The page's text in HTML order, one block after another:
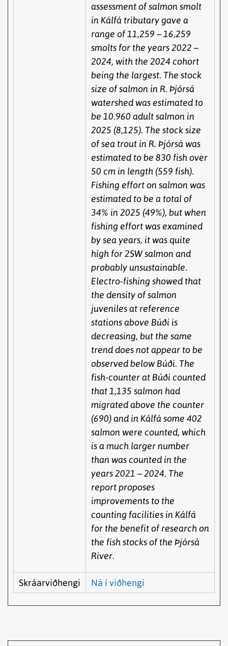
assessment of salmon smolt
in Kálfá tributary gave a
range of 11,259 – 16,259
smolts for the years 2022 –
2024, with the 2024 cohort
being the largest. The stock
size of salmon in R. Þjórsá
watershed was estimated to
be 10.960 adult salmon in
2025 (8,125). The stock size
of sea trout in R. Þjórsá was
estimated to be 830 fish over
50 cm in length (559 fish).
Fishing effort on salmon was
estimated to be a total of
34% in 2025 (49%), but when
fishing effort was examined
by sea years, it was quite
high for 2SW salmon and
probably unsustainable.
Electro-fishing showed that
the density of salmon
juveniles at reference
stations above Búði is
decreasing, but the same
trend does not appear to be
observed below Búði. The
fish-counter at Búði counted
that 1,135 salmon had
migrated above the counter
(690) and in Kálfá some 402
salmon were counted, which
is a much larger number
than was counted in the
years 2021 – 2024. The
report proposes
improvements to the
counting facilities in Kálfá
for the benefit of research on
the fish stocks of the Þjórsá
River.
Skráarviðhengi Ná í viðhengi